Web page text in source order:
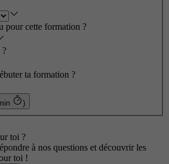
pour cette formation ?
?
ta formation ?
)
toi ?
à nos questions et découvrir les
toi !